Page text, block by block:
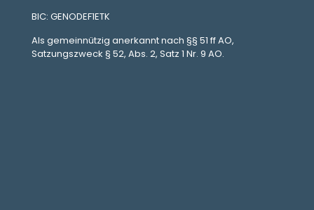
BIC: GENODEF1ETK
Als gemeinnützig anerkannt nach §§ 51 ff AO,
Satzungszweck § 52, Abs. 2, Satz 1 Nr. 9 AO.